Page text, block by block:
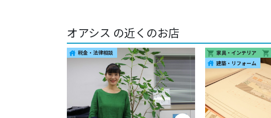
オアシス の近くのお店
house 税金・法律相談 shopping_cart 家具・インテリア shopping_cart
house 建築・リフォーム